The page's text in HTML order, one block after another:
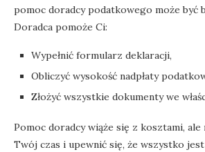
pomoc doradcy podatkowego może być
Doradca pomoże Ci:
Wypełnić formularz deklaracji,
Obliczyć wysokość nadpłaty
Złożyć wszystkie dokumenty we
Pomoc doradcy wiąże się z kosztami,
Twój czas i upewnić się, że wszystko